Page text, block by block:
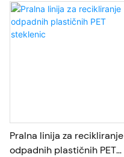
Pralna linija za recikliranje
odpadnih plastičnih PET